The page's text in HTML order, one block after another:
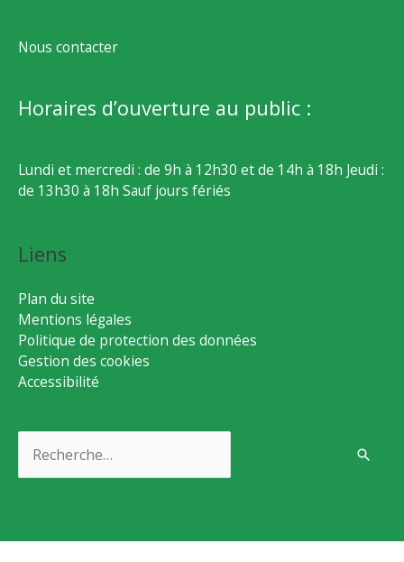
Nous contacter
Horaires d’ouverture au public :
Lundi et mercredi : de 9h à 12h30 et de 14h à 18h Jeudi :
de 13h30 à 18h Sauf jours fériés
Liens
Plan du site
Mentions légales
Politique de protection des données
Gestion des cookies
Accessibilité